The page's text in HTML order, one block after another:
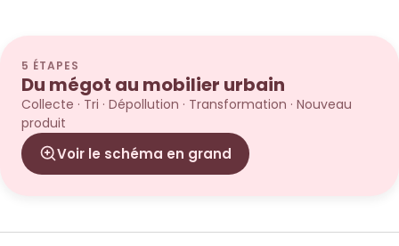
5 ÉTAPES
Du mégot au mobilier urbain
Collecte · Tri · Dépollution · Transformation · Nouveau
produit
Voir le schéma en grand